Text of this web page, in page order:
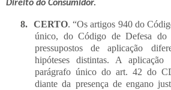
Direito do Consumidor.
8. CERTO. “Os artigos 940 do
único, do Código de Defesa do
pressupostos de aplicação
hipóteses distintas. A
parágrafo único do art. 42 do
diante da presença de engano